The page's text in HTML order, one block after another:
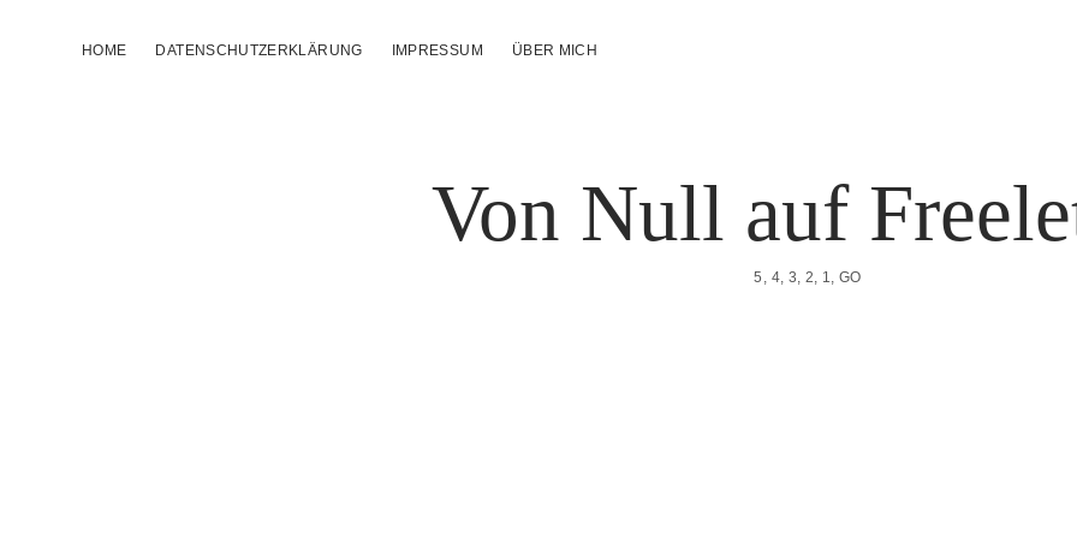
HOME DATENSCHUTZERKLÄRUNG IMPRESSUM ÜBER MICH
Von Null auf
5, 4, 3, 2, 1, GO